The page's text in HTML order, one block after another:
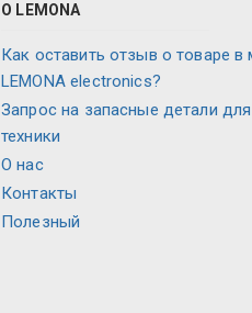
О LEMONA
Как оставить отзыв о товаре в
LEMONA electronics?
Запрос на запасные детали
техники
О нас
Контакты
Полезный